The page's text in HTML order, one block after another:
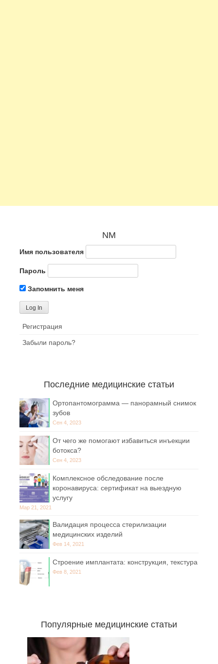
NM
Имя пользователя
Пароль
Запомнить меня
Регистрация
Забыли пароль?
Последние медицинские статьи
Ортопантомограмма — панорамный снимок
зубов
Сен 4, 2023
От чего же помогают избавиться инъекции
ботокса?
Сен 4, 2023
Комплексное обследование после
коронавируса: сертификат на выездную
услугу
Мар 21, 2021
Валидация процесса стерилизации
медицинских изделий
Фев 14, 2021
Строение имплантата: конструкция, текстура
Фев 8, 2021
Популярные медицинские статьи